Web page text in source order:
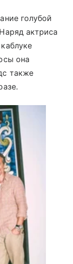
голубой
актриса
она
также